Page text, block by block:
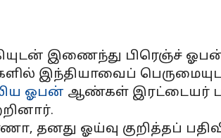
இணைந்து பிரெஞ்ச்
இந்தியாவைப் பெருமையுடன்
ஓபன் ஆண்கள் இரட்டையர்
தனது ஓய்வு குறித்தப்